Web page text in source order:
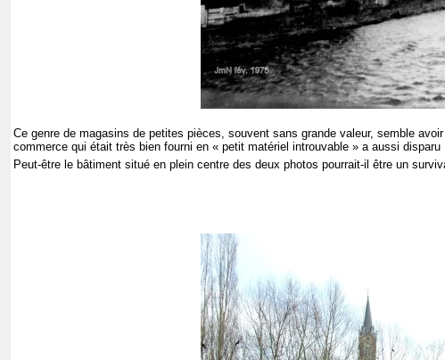
Ce genre de magasins de petites pièces, souvent sans grande valeur, semble
commerce qui était très bien fourni en « petit matériel introuvable » a aussi disparu
Peut-être le bâtiment situé en plein centre des deux photos pourrait-il être un